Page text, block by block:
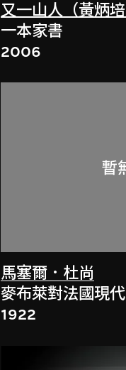
又一山人（黃炳培
一本家書
2006
馬塞爾．杜尚
麥布萊對法國現
1922